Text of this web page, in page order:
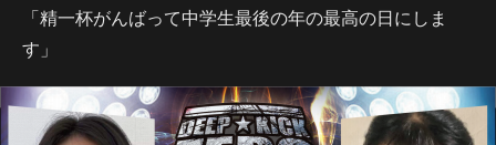
「精一杯がんばって中学生最後の年の最高の日にしま
す」